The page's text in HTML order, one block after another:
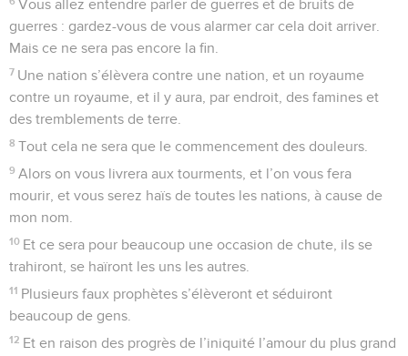
Vous allez entendre parler de guerres et de bruits de
guerres : gardez-vous de vous alarmer car cela doit arriver.
Mais ce ne sera pas encore la fin.
7 Une nation s’élèvera contre une nation, et un royaume
contre un royaume, et il y aura, par endroit, des famines et
des tremblements de terre.
8 Tout cela ne sera que le commencement des douleurs.
9 Alors on vous livrera aux tourments, et l’on vous fera
mourir, et vous serez haïs de toutes les nations, à cause de
mon nom.
10 Et ce sera pour beaucoup une occasion de chute, ils se
trahiront, se haïront les uns les autres.
11 Plusieurs faux prophètes s’élèveront et séduiront
beaucoup de gens.
12 Et en raison des progrès de l’iniquité l’amour du plus grand